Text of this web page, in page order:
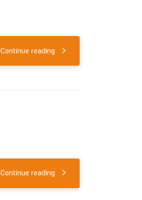
Continue reading
Continue reading